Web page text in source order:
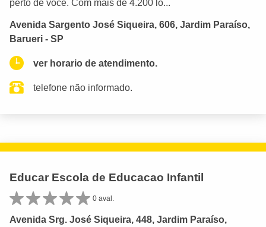
perto de você. Com mais de 4.200 lo...
Avenida Sargento José Siqueira, 606, Jardim Paraíso,
Barueri - SP
ver horario de atendimento.
telefone não informado.
Educar Escola de Educacao Infantil
0 aval.
Avenida Srg. José Siqueira, 448, Jardim Paraíso,